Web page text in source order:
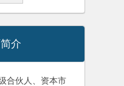
介
合伙人、资本市